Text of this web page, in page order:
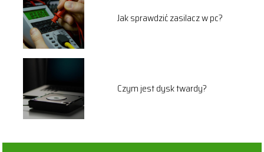
Jak sprawdzić zasilacz w pc?
Czym jest dysk twardy?